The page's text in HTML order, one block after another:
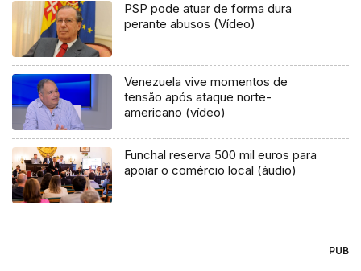
PSP pode atuar de forma dura
perante abusos (Vídeo)
Venezuela vive momentos de
tensão após ataque norte-
americano (vídeo)
Funchal reserva 500 mil euros para
apoiar o comércio local (áudio)
PUB